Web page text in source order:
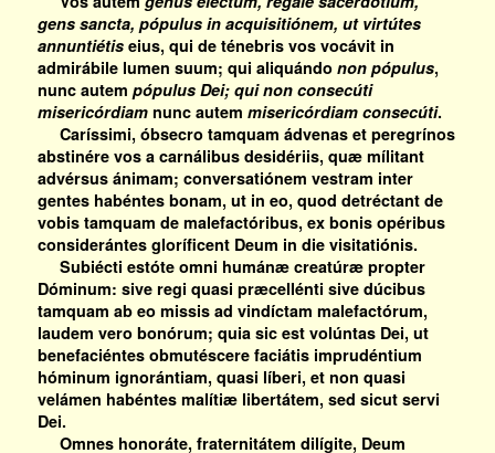
gens sancta, pópulus in acquisitiónem, ut virtútes
annuntiétiseius, qui de ténebris vos vocávit in
admirábile lumen suum; qui aliquándo non pópulus,
nunc autem pópulus Dei; qui non consecúti
misericórdiamnunc autem misericórdiam consecúti.
Caríssimi, óbsecro tamquam ádvenas et peregrínos
abstinére vos a carnálibus desidériis, quæ mílitant
advérsus ánimam; conversatiónem vestram inter
gentes habéntes bonam, ut in eo, quod detréctant de
vobis tamquam de malefactóribus, ex bonis opéribus
considerántes gloríficent Deum in die visitatiónis.
Subiécti estóte omni humánæ creatúræ propter
Dóminum: sive regi quasi præcellénti sive dúcibus
tamquam ab eo missis ad vindíctam malefactórum,
laudem vero bonórum; quia sic est volúntas Dei, ut
benefaciéntes obmutéscere faciátis imprudéntium
hóminum ignorántiam, quasi líberi, et non quasi
velámen habéntes malítiæ libertátem, sed sicut servi
Dei.
Omnes honoráte, fraternitátem dilígite, Deum